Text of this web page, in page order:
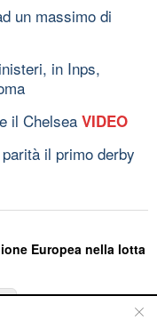
un massimo di
in Inps,
il Chelsea VIDEO
il primo derby
Europea nella lotta